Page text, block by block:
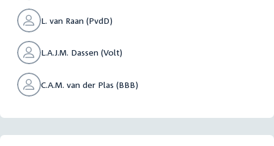
L. van Raan (PvdD)
L.A.J.M. Dassen (Volt)
C.A.M. van der Plas (BBB)